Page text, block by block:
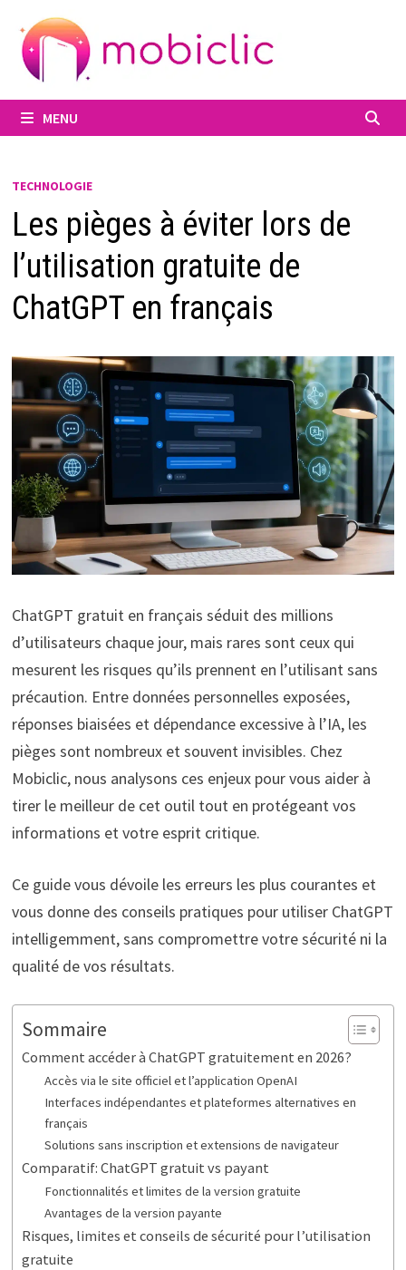
contenu
MENU
TECHNOLOGIE
Les pièges à éviter lors de
l’utilisation gratuite de
ChatGPT en français
ChatGPT gratuit en français séduit des millions
d’utilisateurs chaque jour, mais rares sont ceux qui
mesurent les risques qu’ils prennent en l’utilisant sans
précaution. Entre données personnelles exposées,
réponses biaisées et dépendance excessive à l’IA, les
pièges sont nombreux et souvent invisibles. Chez
Mobiclic, nous analysons ces enjeux pour vous aider à
tirer le meilleur de cet outil tout en protégeant vos
informations et votre esprit critique.
Ce guide vous dévoile les erreurs les plus courantes et
vous donne des conseils pratiques pour utiliser ChatGPT
intelligemment, sans compromettre votre sécurité ni la
qualité de vos résultats.
Sommaire
Comment accéder à ChatGPT gratuitement en 2026?
Accès via le site officiel et l’application OpenAI
Interfaces indépendantes et plateformes alternatives en
français
Solutions sans inscription et extensions de navigateur
Comparatif: ChatGPT gratuit vs payant
Fonctionnalités et limites de la version gratuite
Avantages de la version payante
Risques, limites et conseils de sécurité pour l’utilisation
gratuite